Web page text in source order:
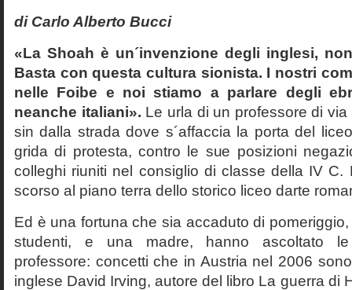
di Carlo Alberto Bucci
«La Shoah è un´invenzione degli inglesi,
Basta con questa cultura sionista. I nostri
nelle Foibe e noi stiamo a parlare degli
neanche italiani». Le urla di un professore di
sin dalla strada dove s´affaccia la porta del
grida di protesta, contro le sue posizioni
colleghi riuniti nel consiglio di classe della IV C.
scorso al piano terra dello storico liceo darte
Ed è una fortuna che sia accaduto di
studenti, e una madre, hanno ascoltato le
professore: concetti che in Austria nel 2006
inglese David Irving, autore del libro La guerra di